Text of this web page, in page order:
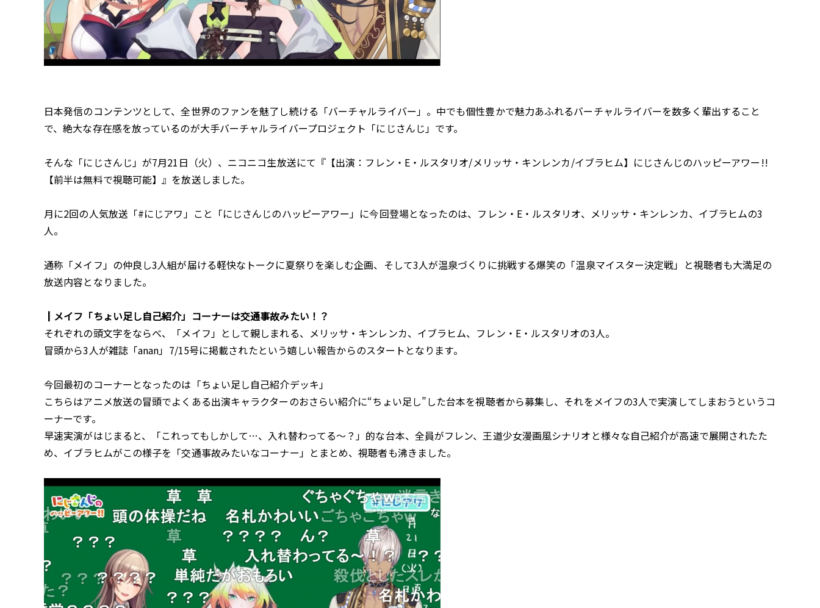
日本発信のコンテンツとして、全世界のファンを魅了し続ける「バーチャルライバー」。中でも個性豊かで魅力あふれるバーチャルライバーを数多く輩出すること
で、絶大な存在感を放っているのが大手バーチャルライバープロジェクト「にじさんじ」です。
そんな「にじさんじ」が7月21日（火）、ニコニコ生放送にて『【出演：フレン・E・ルスタリオ/メリッサ・キンレンカ/イブラヒム】にじさんじのハッピーアワー!!
【前半は無料で視聴可能】』を放送しました。
月に2回の人気放送「#にじアワ」こと「にじさんじのハッピーアワー」に今回登場となったのは、フレン・E・ルスタリオ、メリッサ・キンレンカ、イブラヒムの3
人。
通称「メイフ」の仲良し3人組が届ける軽快なトークに夏祭りを楽しむ企画、そして3人が温泉づくりに挑戦する爆笑の「温泉マイスター決定戦」と視聴者も大満足の
放送内容となりました。
┃メイフ「ちょい足し自己紹介」コーナーは交通事故みたい！？
それぞれの頭文字をならべ、「メイフ」として親しまれる、メリッサ・キンレンカ、イブラヒム、フレン・E・ルスタリオの3人。
冒頭から3人が雑誌「anan」7/15号に掲載されたという嬉しい報告からのスタートとなります。
今回最初のコーナーとなったのは「ちょい足し自己紹介デッキ」
こちらはアニメ放送の冒頭でよくある出演キャラクターのおさらい紹介に“ちょい足し”した台本を視聴者から募集し、それをメイフの3人で実演してしまおうというコ
ーナーです。
早速実演がはじまると、「これってもしかして…、入れ替わってる～？」的な台本、全員がフレン、王道少女漫画風シナリオと様々な自己紹介が高速で展開されたた
め、イブラヒムがこの様子を「交通事故みたいなコーナー」とまとめ、視聴者も沸きました。